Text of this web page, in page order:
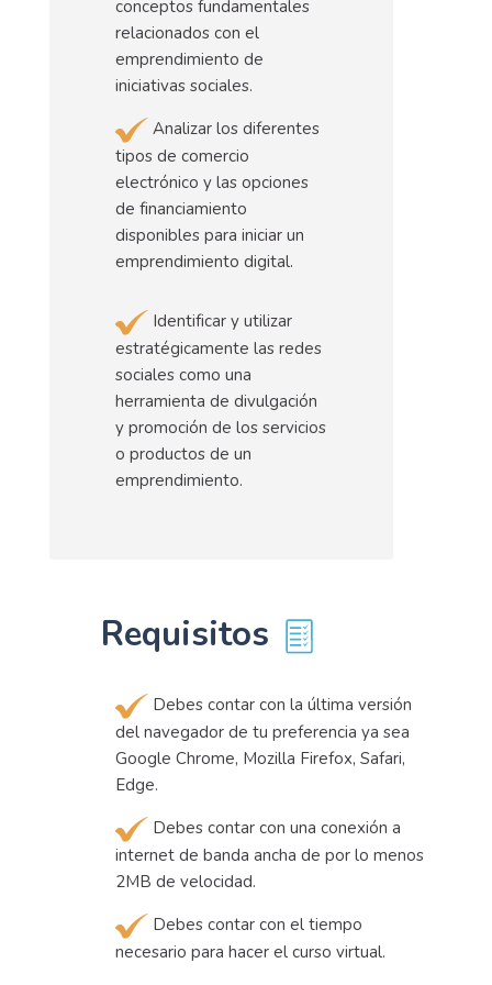
conceptos fundamentales
relacionados con el
emprendimiento de
iniciativas sociales.
Analizar los diferentes
tipos de comercio
electrónico y las opciones
de financiamiento
disponibles para iniciar un
emprendimiento digital.
Identificar y utilizar
estratégicamente las redes
sociales como una
herramienta de divulgación
y promoción de los servicios
o productos de un
emprendimiento.
Requisitos
Debes contar con la última versión
del navegador de tu preferencia ya sea
Google Chrome, Mozilla Firefox, Safari,
Edge.
Debes contar con una conexión a
internet de banda ancha de por lo menos
2MB de velocidad.
Debes contar con el tiempo
necesario para hacer el curso virtual.